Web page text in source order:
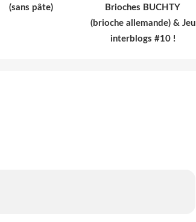
(sans pâte)
Brioches BUCHTY
(brioche allemande) & Jeu
interblogs #10 !